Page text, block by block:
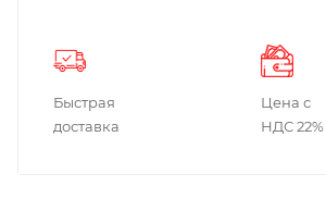
Быстрая
доставка
Цена с
НДС 22%